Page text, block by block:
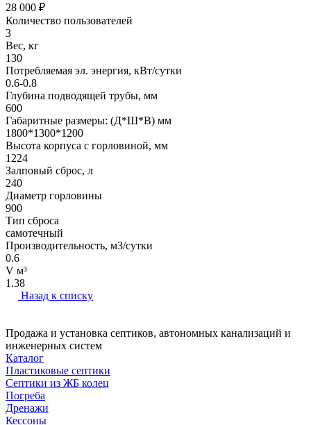
28 000 ₽
Количество пользователей
3
Вес, кг
130
Потребляемая эл. энергия, кВт/сутки
0.6-0.8
Глубина подводящей трубы, мм
600
Габаритные размеры: (Д*Ш*В) мм
1800*1300*1200
Высота корпуса с горловиной, мм
1224
Залповый сброс, л
240
Диаметр горловины
900
Тип сброса
самотечный
Производительность, м3/сутки
0.6
V м³
1.38
Назад к списку
Продажа и установка септиков, автономных канализаций и
инженерных систем
Каталог
Пластиковые септики
Септики из ЖБ колец
Погреба
Дренажи
Кессоны